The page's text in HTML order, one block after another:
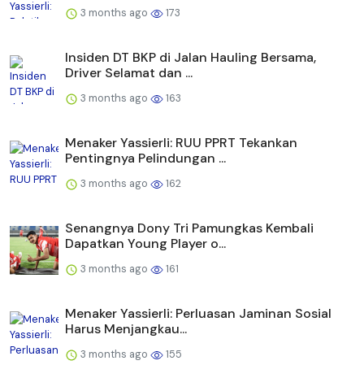
3 months ago 173
Insiden DT BKP di Jalan Hauling Bersama,
Driver Selamat dan ...
3 months ago 163
Menaker Yassierli: RUU PPRT Tekankan
Pentingnya Pelindungan ...
3 months ago 162
Senangnya Dony Tri Pamungkas Kembali
Dapatkan Young Player o...
3 months ago 161
Menaker Yassierli: Perluasan Jaminan Sosial
Harus Menjangkau...
3 months ago 155